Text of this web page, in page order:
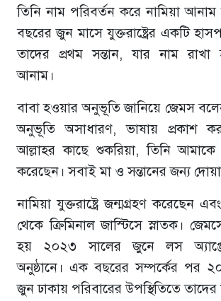
তিনি নাম পরিবর্তন করে নামিয়া
বছরের জুন মাসে যুক্তরাষ্ট্রের একটি
তাদের প্রথম সন্তান, যার নাম রাখা
আনাম।
বাবা হওয়ার অনুভূতি জানিয়ে জেমস
অনুভূতি অসাধারণ, ভাষায় প্রকাশ
আল্লাহর কাছে শুকরিয়া, তিনি আমাকে
করেছেন। সবাই মা ও সন্তানের জন্য
নামিয়া যুক্তরাষ্ট্রে জন্মগ্রহণ করেছেন
থেকে ক্রিমিনাল জাস্টিসে স্নাতক।
হয় ২০২৩ সালের জুনে লস
অনুষ্ঠানে। এক বছরের সম্পর্কের পর
জুন ঢাকায় পরিবারের উপস্থিতিতে তাদের